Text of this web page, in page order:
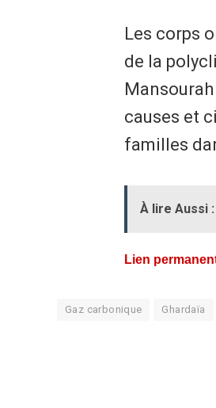
Les corps
de la
causes et
familles
À lire Aussi :
Lien
Gaz carbonique Ghardaïa